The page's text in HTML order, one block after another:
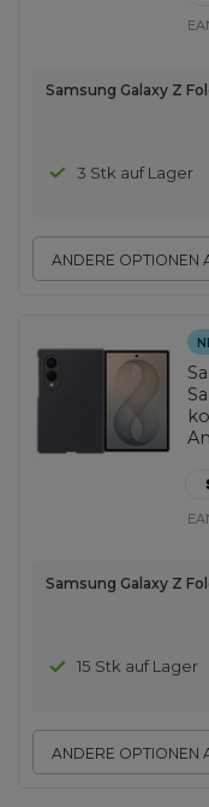
ANDERE OPTIONEN
Samsung Galaxy Z
3 Stk auf Lager
ANDERE OPTIONEN
Samsung Galaxy Z
15 Stk auf Lager